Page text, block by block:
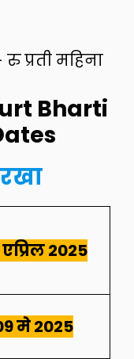
प्रती महिना
Bharti
2025
मे2025